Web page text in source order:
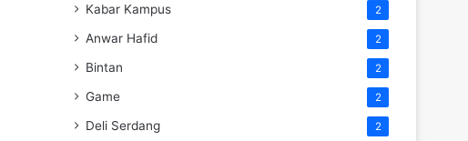
Kabar Kampus 2
Anwar Hafid 2
Bintan 2
Game 2
Deli Serdang 2